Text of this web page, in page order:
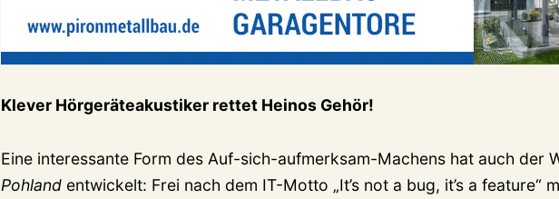
Klever Hörgeräteakustiker rettet Heinos Gehör!
Eine interessante Form des Auf-sich-aufmerksam-Machens hat auch der
Pohland entwickelt: Frei nach dem IT-Motto „It’s not a bug, it’s a feature“